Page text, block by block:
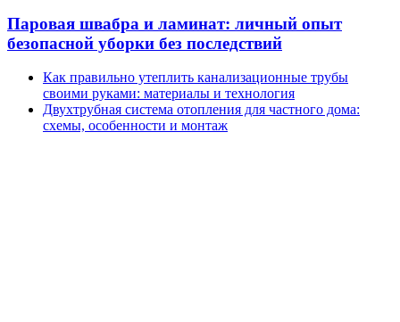
Паровая швабра и ламинат: личный опыт
безопасной уборки без последствий
Как правильно утеплить канализационные трубы
своими руками: материалы и технология
Двухтрубная система отопления для частного дома:
схемы, особенности и монтаж